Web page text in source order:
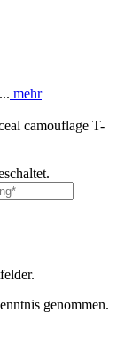
mehr
camouflage T-
genommen.